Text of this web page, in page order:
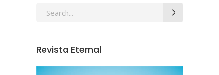
Revista Eternal